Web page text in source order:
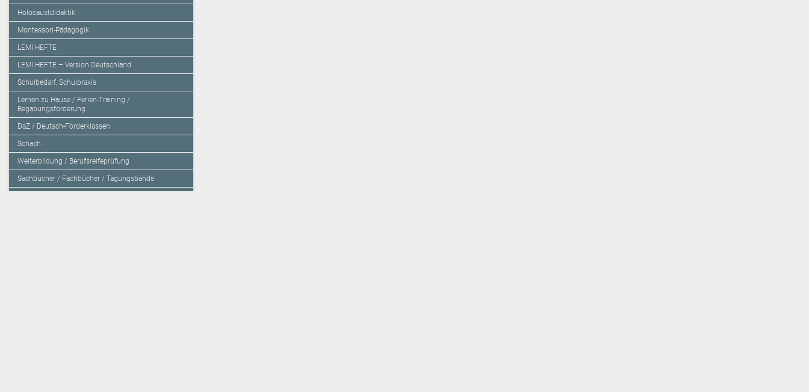
Holocaustdidaktik
Montessori-Pädagogik
LEMI HEFTE
LEMI HEFTE – Version Deutschland
Schulbedarf, Schulpraxis
Lernen zu Hause / Ferien-Training /
Begabungsförderung
DaZ / Deutsch-Förderklassen
Schach
Weiterbildung / Berufsreifeprüfung
Sachbücher / Fachbücher / Tagungsbände